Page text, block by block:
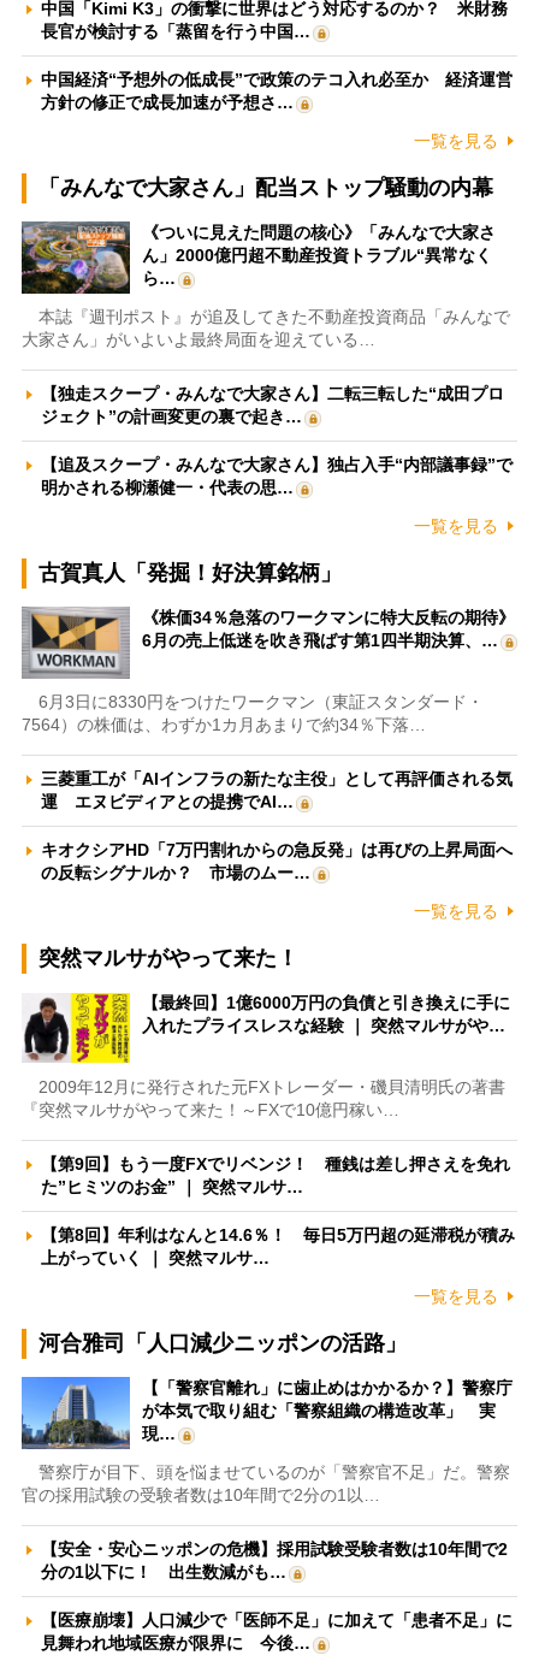
中国「Kimi K3」の衝撃に世界はどう対応するのか？ 米財務
長官が検討する「蒸留を行う中国…
中国経済“予想外の低成長”で政策のテコ入れ必至か 経済運営
方針の修正で成長加速が予想さ…
一覧を見る
「みんなで大家さん」配当ストップ騒動の内幕
《ついに見えた問題の核心》「みんなで大家さ
ん」2000億円超不動産投資トラブル“異常なく
ら…
本誌『週刊ポスト』が追及してきた不動産投資商品「みんなで
大家さん」がいよいよ最終局面を迎えている…
【独走スクープ・みんなで大家さん】二転三転した“成田プロ
ジェクト”の計画変更の裏で起き…
【追及スクープ・みんなで大家さん】独占入手“内部議事録”で
明かされる柳瀬健一・代表の思…
一覧を見る
古賀真人「発掘！好決算銘柄」
《株価34％急落のワークマンに特大反転の期待》
6月の売上低迷を吹き飛ばす第1四半期決算、…
6月3日に8330円をつけたワークマン（東証スタンダード・
7564）の株価は、わずか1カ月あまりで約34％下落…
三菱重工が「AIインフラの新たな主役」として再評価される気
運 エヌビディアとの提携でAI…
キオクシアHD「7万円割れからの急反発」は再びの上昇局面へ
の反転シグナルか？ 市場のムー…
一覧を見る
突然マルサがやって来た！
【最終回】1億6000万円の負債と引き換えに手に
入れたプライスレスな経験 ｜ 突然マルサがや…
2009年12月に発行された元FXトレーダー・磯貝清明氏の著書
『突然マルサがやって来た！～FXで10億円稼い…
【第9回】もう一度FXでリベンジ！ 種銭は差し押さえを免れ
た”ヒミツのお金” ｜ 突然マルサ…
【第8回】年利はなんと14.6％！ 毎日5万円超の延滞税が積み
上がっていく ｜ 突然マルサ…
一覧を見る
河合雅司「人口減少ニッポンの活路」
【「警察官離れ」に歯止めはかかるか？】警察庁
が本気で取り組む「警察組織の構造改革」 実
現…
警察庁が目下、頭を悩ませているのが「警察官不足」だ。警察
官の採用試験の受験者数は10年間で2分の1以…
【安全・安心ニッポンの危機】採用試験受験者数は10年間で2
分の1以下に！ 出生数減がも…
【医療崩壊】人口減少で「医師不足」に加えて「患者不足」に
見舞われ地域医療が限界に 今後…